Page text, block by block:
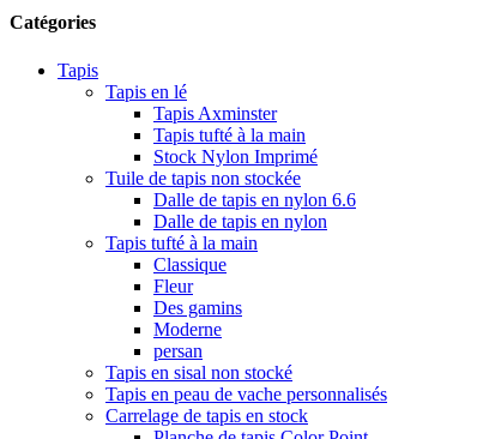
Catégories
Tapis
Tapis en lé
Tapis Axminster
Tapis tufté à la main
Stock Nylon Imprimé
Tuile de tapis non stockée
Dalle de tapis en nylon 6.6
Dalle de tapis en nylon
Tapis tufté à la main
Classique
Fleur
Des gamins
Moderne
persan
Tapis en sisal non stocké
Tapis en peau de vache personnalisés
Carrelage de tapis en stock